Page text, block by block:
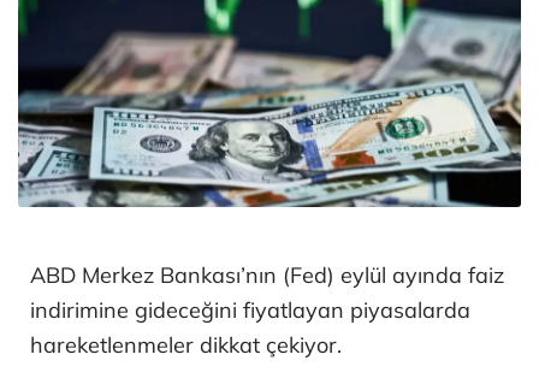
ABD Merkez Bankası’nın (Fed) eylül ayında faiz
indirimine gideceğini fiyatlayan piyasalarda
hareketlenmeler dikkat çekiyor.